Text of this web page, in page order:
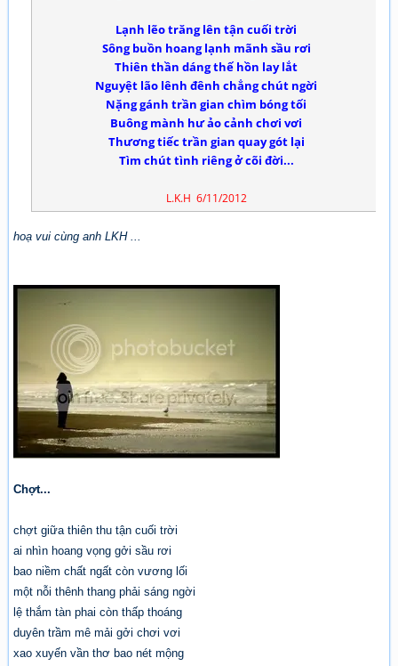
Lạnh lẽo trăng lên tận cuối trời
Sông buồn hoang lạnh mãnh sầu rơi
Thiên thần dáng thế hồn lay lắt
Nguyệt lão lênh đênh chẳng chút ngời
Nặng gánh trần gian chìm bóng tối
Buông mành h­ư ảo cảnh chơi vơi
Th­ương tiếc trần gian quay gót lại
Tìm chút tình riêng ở cõi đời...
L.K.H 6/11/2012
hoạ vui cùng anh LKH ...
Chợt...
chợt giữa thiên thu tận cuối trời
ai nhìn hoang vọng gởi sầu rơi
bao niềm chất ngất còn vương lối
một nỗi thênh thang phải sáng ngời
lệ thắm tàn phai còn thấp thoáng
duyên trầm mê mải gởi chơi vơi
xao xuyến vần thơ bao nét mộng